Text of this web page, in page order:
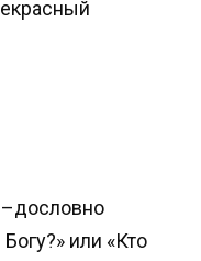
–дословно
или «Кто